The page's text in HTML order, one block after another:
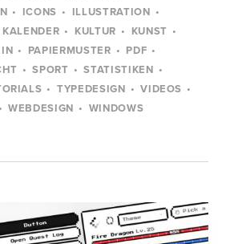
ICONS
ILLUSTRATION
KALENDER KULTUR
KUNST
PAPIERMUSTER
PDF
SPORT
STATISTIKEN
TYPEDESIGN
VIDEOS
WEBDESIGN WINDOWS